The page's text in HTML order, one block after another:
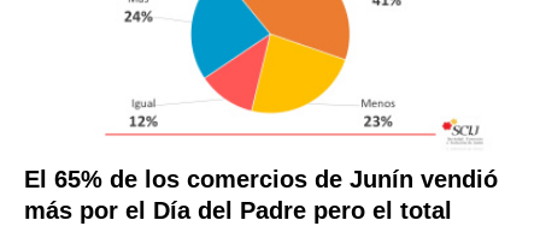
El 65% de los comercios de Junín vendió
más por el Día del Padre pero el total